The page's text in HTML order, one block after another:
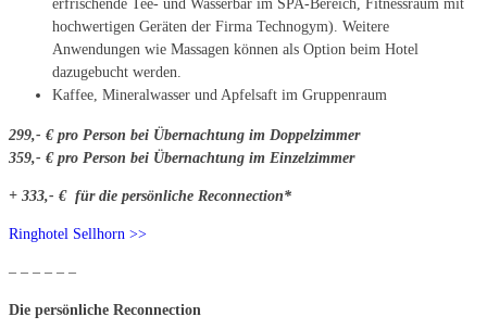
erfrischende Tee- und Wasserbar im SPA-Bereich, Fitnessraum mit
hochwertigen Geräten der Firma Technogym). Weitere
Anwendungen wie Massagen können als Option beim Hotel
dazugebucht werden.
Kaffee, Mineralwasser und Apfelsaft im Gruppenraum
299,- € pro Person bei Übernachtung im Doppelzimmer
359,- € pro Person bei Übernachtung im Einzelzimmer
+ 333,- € für die persönliche Reconnection*
Ringhotel Sellhorn >>
– – – – – –
Die persönliche Reconnection